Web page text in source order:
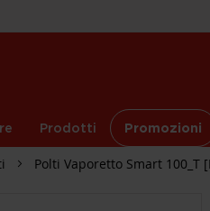
Prodotti Promozioni
Polti Vaporetto Smart 100_T